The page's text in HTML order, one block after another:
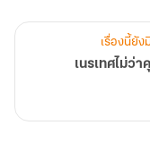
เรื่องนี้ยัง
เนรเทศไม่ว่